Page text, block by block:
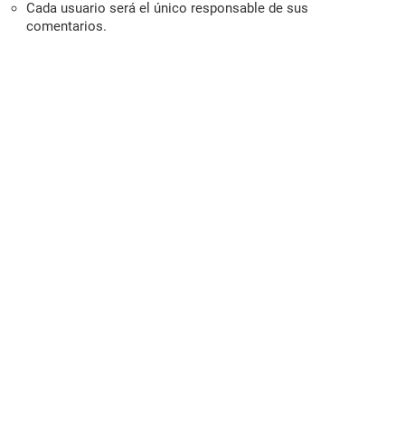
Cada usuario será el único responsable de sus
comentarios.